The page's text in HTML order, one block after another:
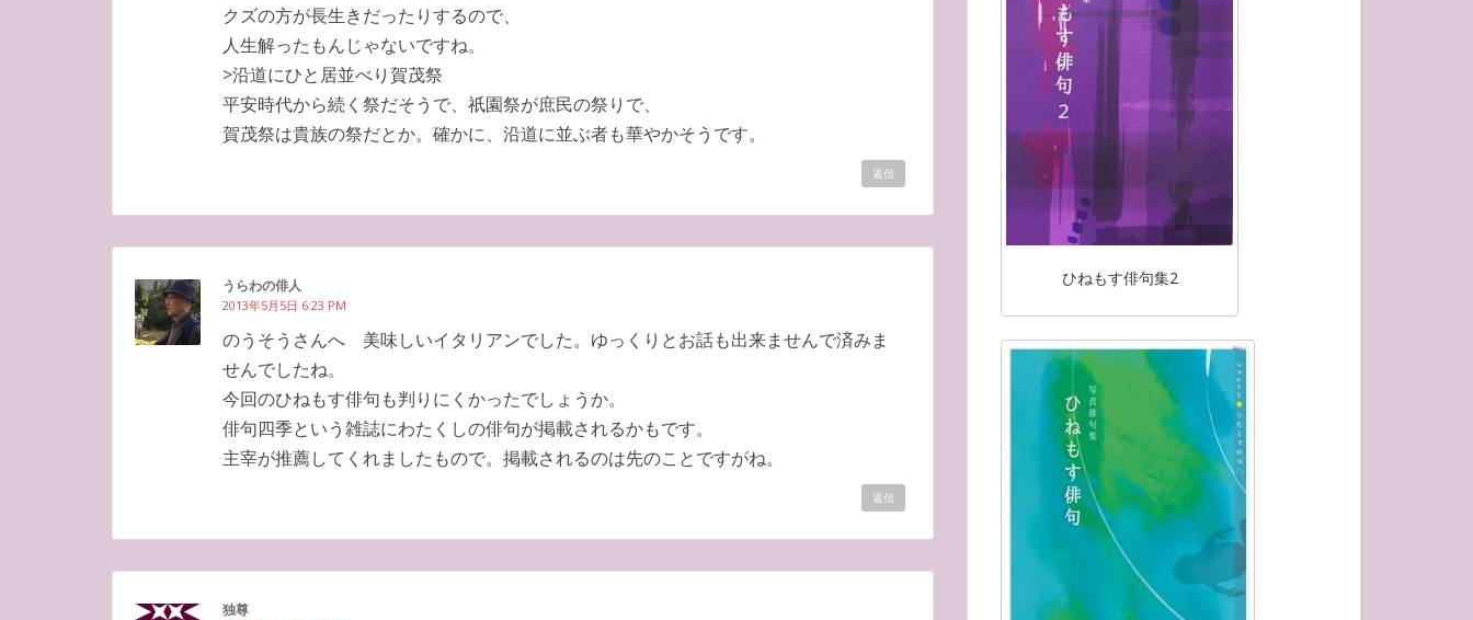
クズの方が長生きだったりするので、
人生解ったもんじゃないですね。
>沿道にひと居並べり賀茂祭
平安時代から続く祭だそうで、祇園祭が庶民の祭りで、
賀茂祭は貴族の祭だとか。確かに、沿道に並ぶ者も華やかそうです。
返信
うらわの俳人
2013年5月5日 6:23 PM
のうそうさんへ 美味しいイタリアンでした。ゆっくりとお話も出来ませんで済みま
せんでしたね。
今回のひねもす俳句も判りにくかったでしょうか。
俳句四季という雑誌にわたくしの俳句が掲載されるかもです。
主宰が推薦してくれましたもので。掲載されるのは先のことですがね。
返信
独尊
ひねもす俳句集2